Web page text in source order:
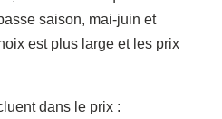
saison, mai-juin et
est plus large et les prix
dans le prix :